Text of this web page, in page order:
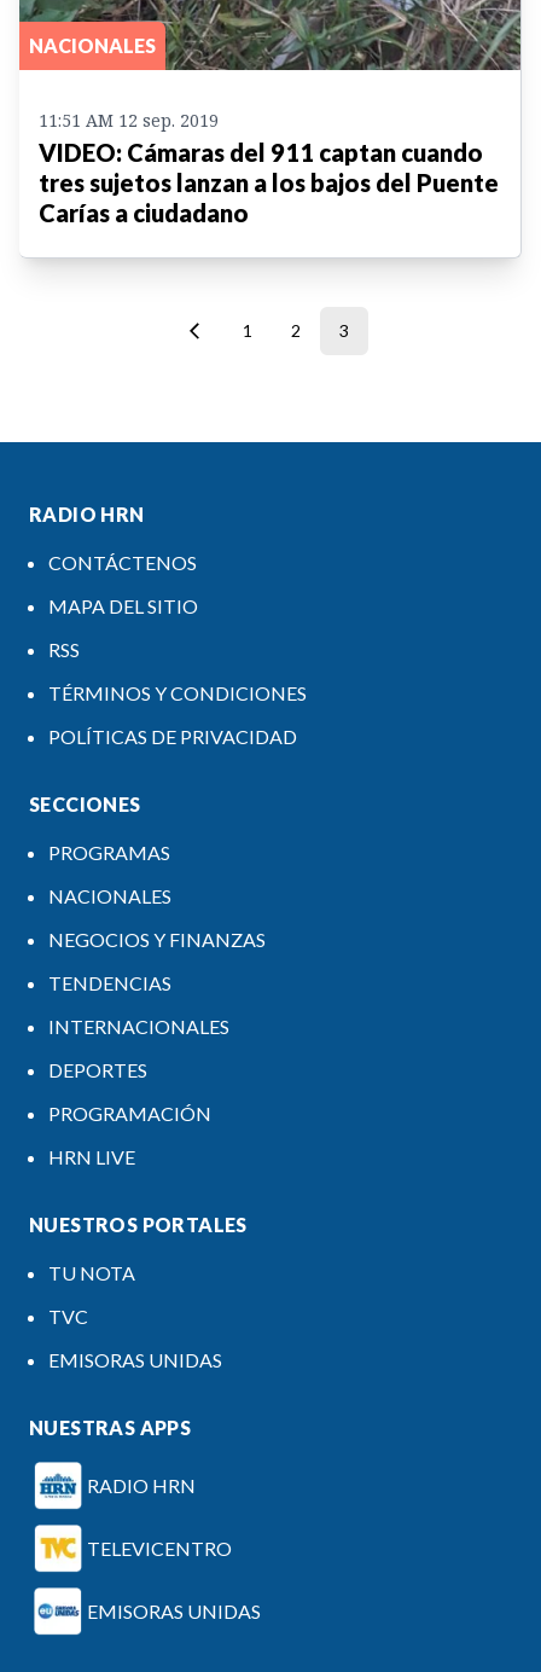
NACIONALES
11:51 AM 12 sep. 2019
VIDEO: Cámaras del 911 captan cuando
tres sujetos lanzan a los bajos del Puente
Carías a ciudadano
1 2 3
RADIO HRN
CONTÁCTENOS
MAPA DEL SITIO
RSS
TÉRMINOS Y CONDICIONES
POLÍTICAS DE PRIVACIDAD
SECCIONES
PROGRAMAS
NACIONALES
NEGOCIOS Y FINANZAS
TENDENCIAS
INTERNACIONALES
DEPORTES
PROGRAMACIÓN
HRN LIVE
NUESTROS PORTALES
TU NOTA
TVC
EMISORAS UNIDAS
NUESTRAS APPS
RADIO HRN
TELEVICENTRO
EMISORAS UNIDAS